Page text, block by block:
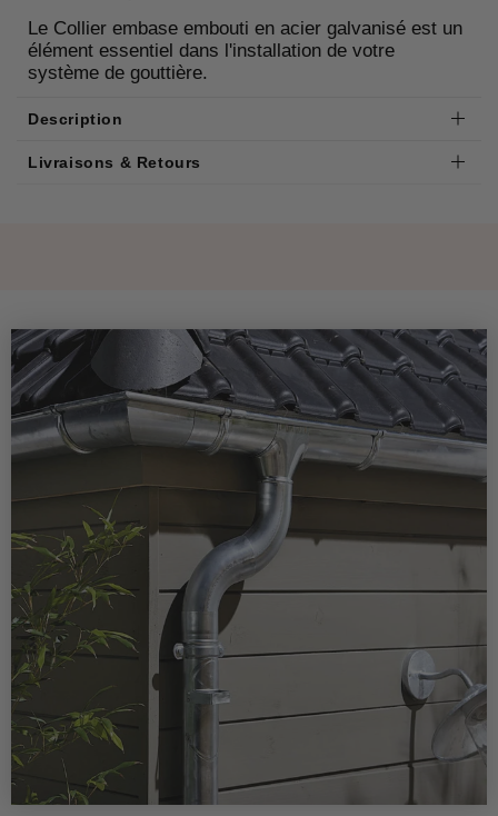
Le Collier embase embouti en acier galvanisé est un
élément essentiel dans l'installation de votre
système de gouttière.
Description
Livraisons & Retours